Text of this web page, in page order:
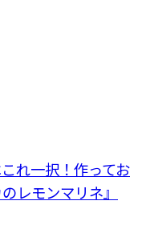
れ一択！作ってお
レモンマリネ』